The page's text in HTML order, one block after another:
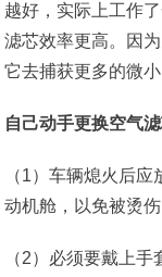
越好，实际上工作
滤芯效率更高。因
它去捕获更多的微小
自己动手更换空气
（1）车辆熄火后
动机舱，以免被烫伤
（2）必须要戴上